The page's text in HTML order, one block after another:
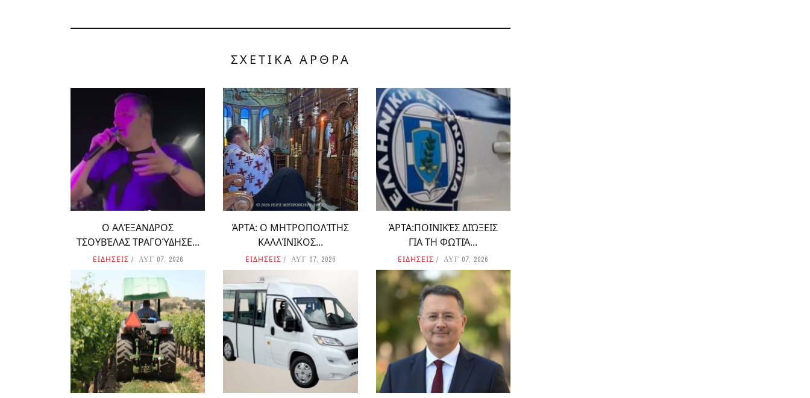
ΣΧΕΤΙΚΑ ΑΡΘΡΑ
Ο ΑΛΈΞΑΝΔΡΟΣ
ΤΣΟΥΒΈΛΑΣ ΤΡΑΓΟΎΔΗΣΕ...
ΕΙΔΗΣΕΙΣ ΑΥΓ 07, 2026
ΆΡΤΑ: Ο ΜΗΤΡΟΠΟΛΊΤΗΣ
ΚΑΛΛΊΝΙΚΟΣ...
ΕΙΔΗΣΕΙΣ ΑΥΓ 07, 2026
ΆΡΤΑ:ΠΟΙΝΙΚΈΣ ΔΙΏΞΕΙΣ
ΓΙΑ ΤΗ ΦΩΤΙΆ...
ΕΙΔΗΣΕΙΣ ΑΥΓ 07, 2026